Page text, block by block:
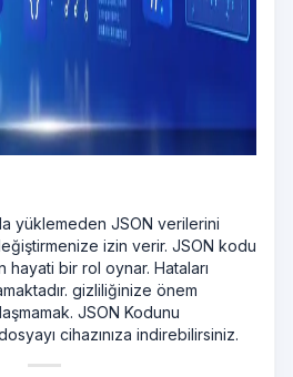
yüklemeden JSON verilerini
izin verir. JSON kodu
hayati bir rol oynar. Hataları
gizliliğinize önem
JSON Kodunu
cihazınıza indirebilirsiniz.